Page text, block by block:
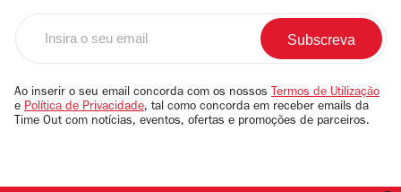
email
Ao inserir o seu email concorda com os nossos Termos de Utilização
e Política de Privacidade, tal como concorda em receber emails da
Time Out com notícias, eventos, ofertas e promoções de parceiros.